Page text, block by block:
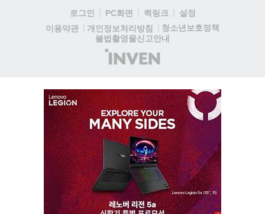
로그인 PC화면 퀵링크
설정
이용약관
개인정보처리방침
청소년보호정책
불법촬영물신고안내
(주)
인